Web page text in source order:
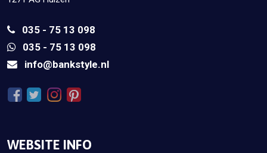
035 - 75 13 098
035 - 75 13 098
info@bankstyle.nl
WEBSITE INFO